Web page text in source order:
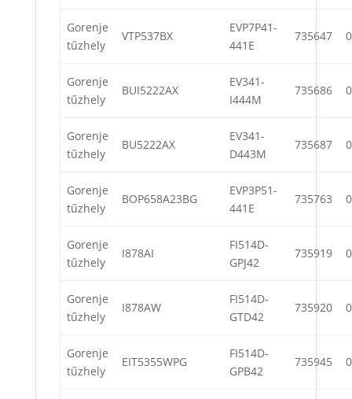
Gorenje
tűzhely
VTP537BX
EVP7P41-
441E
735647
Gorenje
tűzhely
BUI5222AX
EV341-
I444M
735686
Gorenje
tűzhely
BU5222AX
EV341-
D443M
735687
Gorenje
tűzhely
BOP658A23BG
EVP3P51-
441E
735763
Gorenje
tűzhely
I878AI
FI514D-
GPJ42
735919
Gorenje
tűzhely
I878AW
FI514D-
GTD42
735920
Gorenje
tűzhely
EIT5355WPG
FI514D-
GPB42
735945